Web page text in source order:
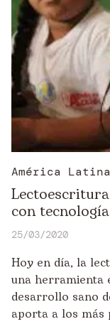
América Latina
con tecnología
25/03/2020
Hoy en día, la
una herramienta
desarrollo sano
aporta a los más